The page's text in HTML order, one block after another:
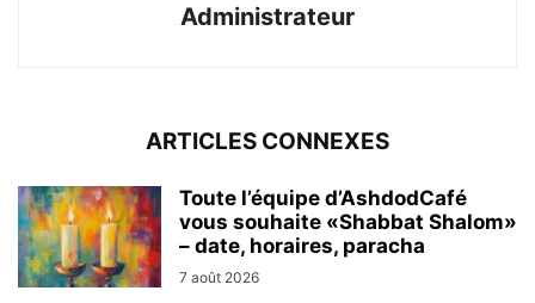
Administrateur
ARTICLES CONNEXES
Toute l’équipe d’AshdodCafé
vous souhaite «Shabbat Shalom»
– date, horaires, paracha
7 août 2026